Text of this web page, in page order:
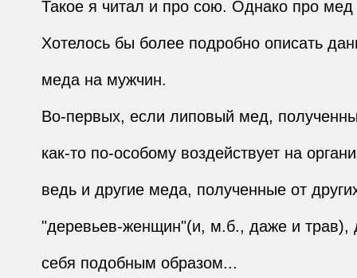
       себя подобным образом...